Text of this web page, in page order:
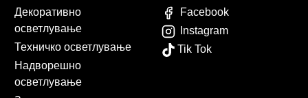
Декоративно
осветлување
Техничко осветлување
Надворешно
осветлување
Facebook
Instagram
Tik Tok